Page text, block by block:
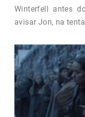
Winterfell antes
avisar Jon, na